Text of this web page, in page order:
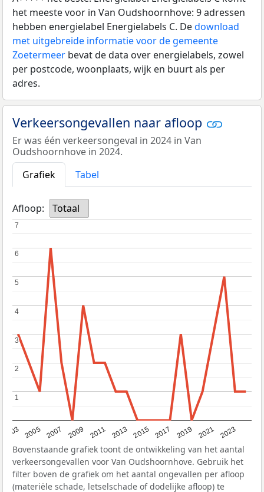
het meeste voor in Van Oudshoornhove: 9 adressen
hebben energielabel Energielabels C. Dedownload
met uitgebreide informatie voor de gemeente
Zoetermeer bevat de data over energielabels, zowel
per postcode, woonplaats, wijk en buurt als per
adres.
Verkeersongevallen naar afloop
Er was één verkeersongeval in 2024 in Van
Oudshoornhove in 2024.
Grafiek
Tabel
Afloop: Totaal
2003 2005 2007 2009 2011 2013 2015 2017 2019 2021 2023
1
1
2
2
3
3
4
4
5
5
6
6
7
7
Bovenstaande grafiek toont de ontwikkeling van het aantal
verkeersongevallen voor Van Oudshoornhove. Gebruik het
filter boven de grafiek om het aantal ongevallen per afloop
(materiële schade, letselschade of dodelijke afloop) te